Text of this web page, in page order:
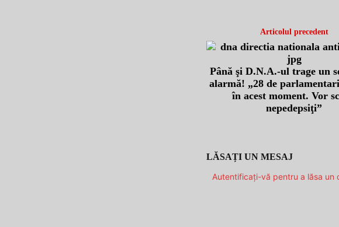
Articolul precedent
Până şi D.N.A.-ul trage un
alarmă! „28 de
în acest moment. Vor
nepedepsiţi”
LĂSAȚI UN MESAJ
Autentificați-vă pentru a lăsa un